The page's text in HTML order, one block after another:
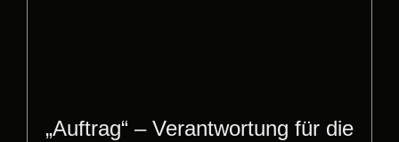
„Auftrag“ – Verantwortung für die